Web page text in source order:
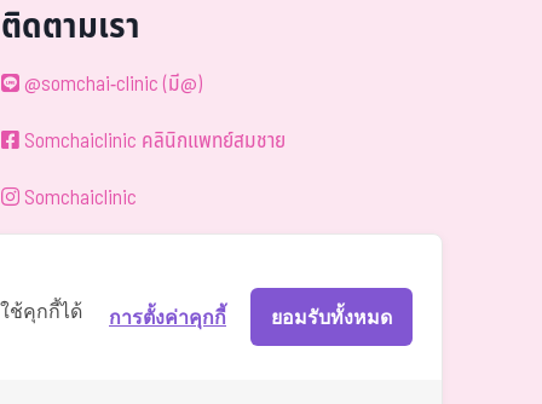
ติดตามเรา
@somchai-clinic (มี@)
Somchaiclinic คลินิกแพทย์สมชาย
Somchaiclinic
Somchai Clinic
ช้คุกกี้ได้ ยอมรับทั้งหมด
การตั้งค่าคุกกี้